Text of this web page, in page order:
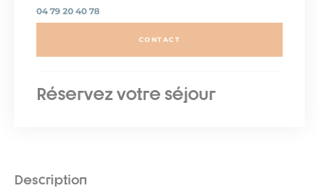
Description
04 79 20 40 78
CONTACT
Réservez votre séjour